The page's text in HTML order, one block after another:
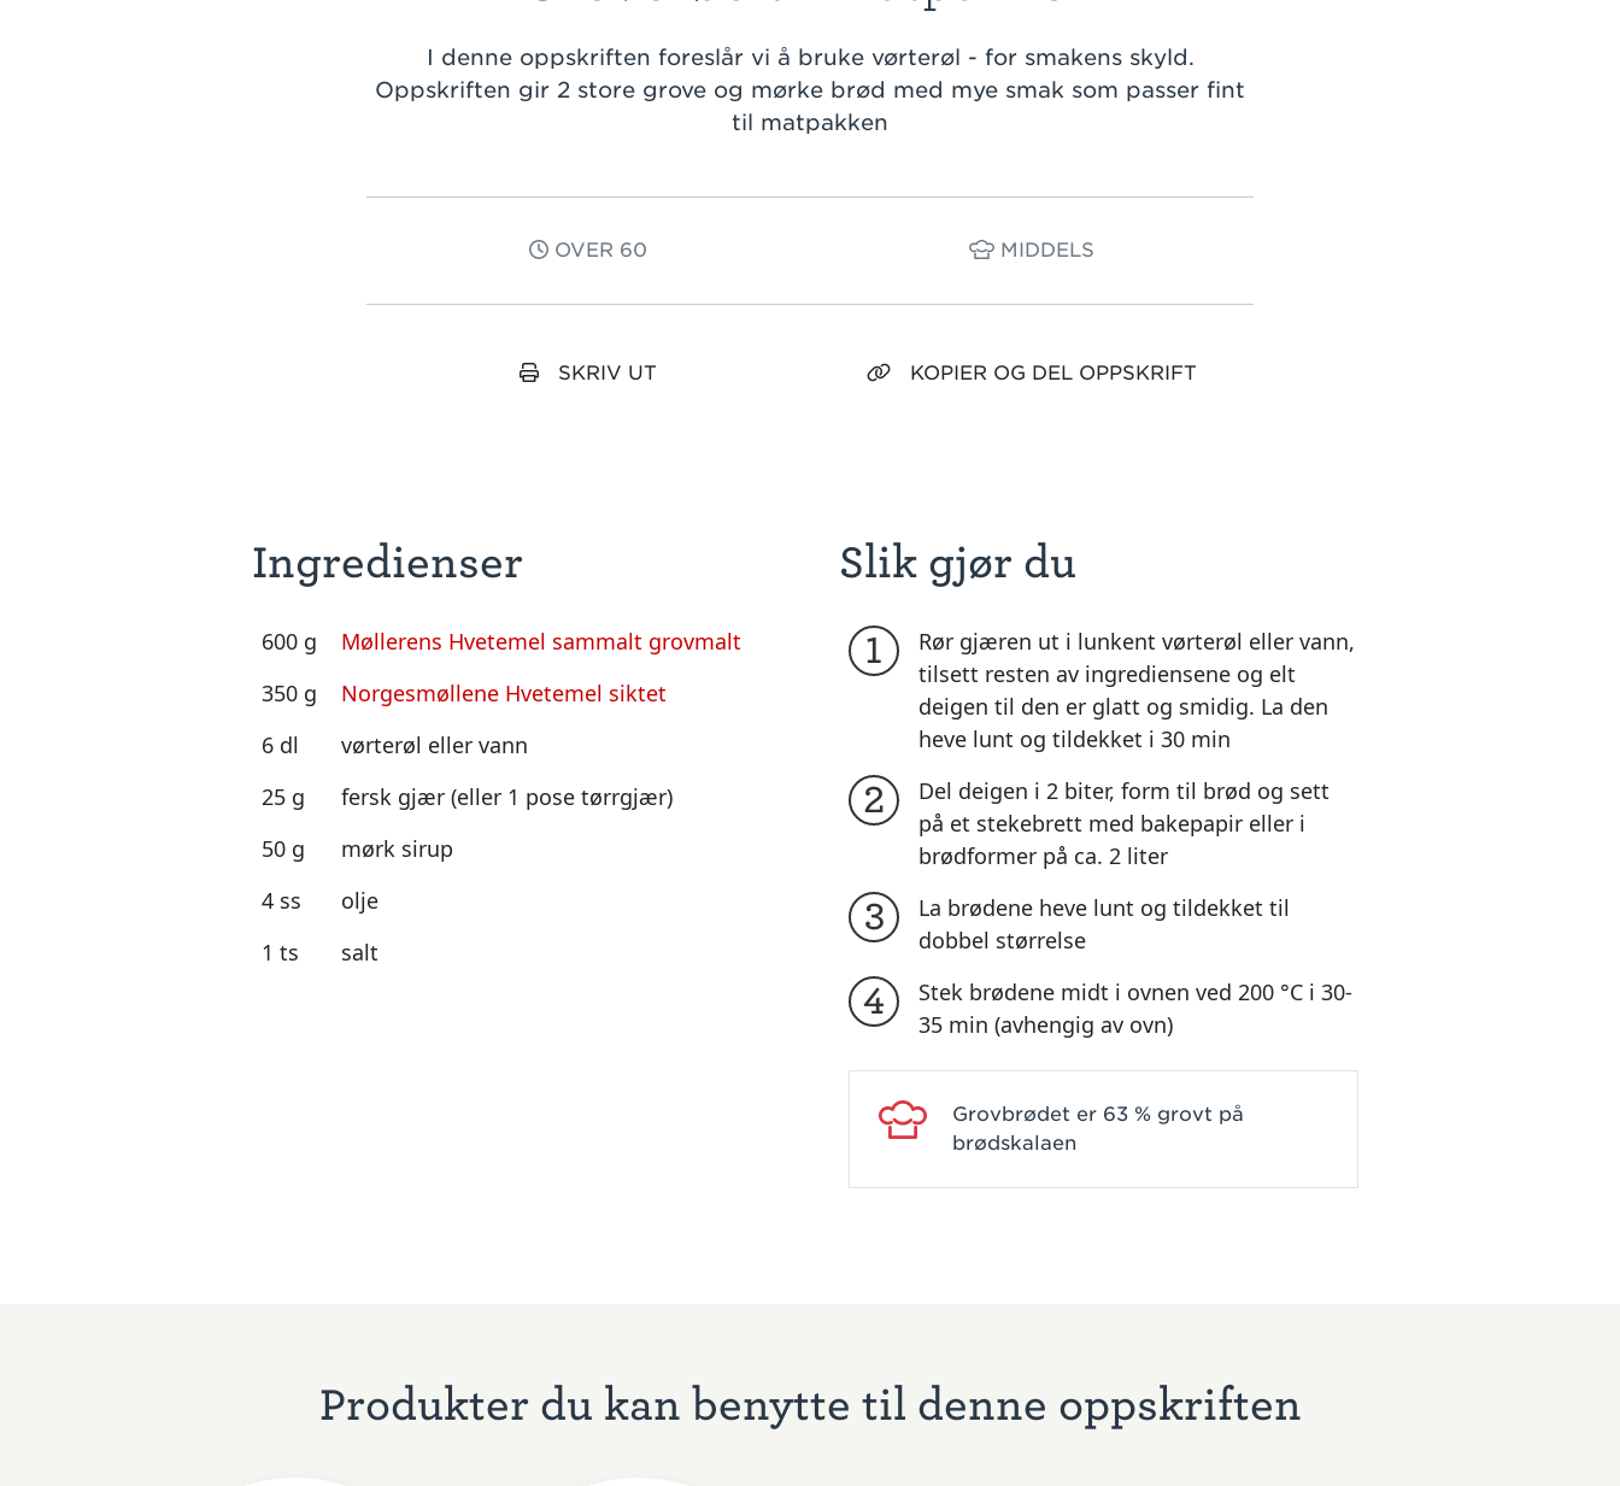
I denne oppskriften foreslår vi å bruke vørterøl - for smakens skyld.
Oppskriften gir 2 store grove og mørke brød med mye smak som passer fint
til matpakken
OVER 60 MIDDELS
SKRIV UT KOPIER OG DEL OPPSKRIFT
Ingredienser
600 g
Møllerens Hvetemel sammalt grovmalt
350 g
Norgesmøllene Hvetemel siktet
6 dl
vørterøl eller vann
25 g
fersk gjær (eller 1 pose tørrgjær)
50 g
mørk sirup
4 ss
olje
1 ts
salt
Slik gjør du
1
Rør gjæren ut i lunkent vørterøl eller vann,
tilsett resten av ingrediensene og elt
deigen til den er glatt og smidig. La den
heve lunt og tildekket i 30 min
2
Del deigen i 2 biter, form til brød og sett
på et stekebrett med bakepapir eller i
brødformer på ca. 2 liter
3
La brødene heve lunt og tildekket til
dobbel størrelse
4
Stek brødene midt i ovnen ved 200 °C i 30-
35 min (avhengig av ovn)
Grovbrødet er 63 % grovt på
brødskalaen
Produkter du kan benytte til denne oppskriften